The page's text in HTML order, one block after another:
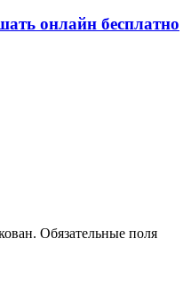
онлайн бесплатно
Обязательные поля